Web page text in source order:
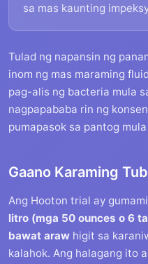
sa mas kaunting
Tulad ng napansin ng
inom ng mas maraming
pag-alis ng bacteria mula
nagpapababa rin ng
pumapasok sa pantog mula
Gaano Karaming
Ang Hooton trial ay
litro (mga 50 ounces o 6
bawat araw higit sa
kalahok. Ang halagang ito